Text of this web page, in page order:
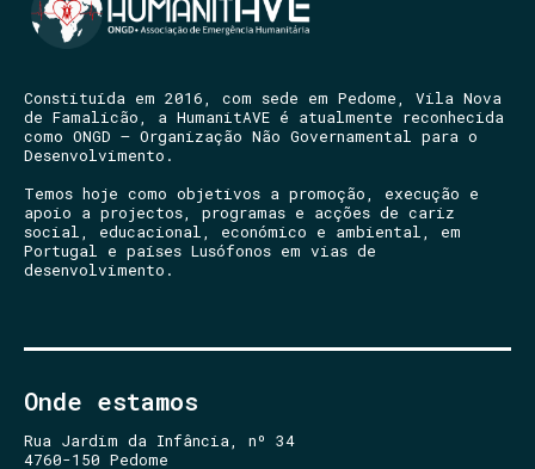
Constituída em 2016, com sede em Pedome, Vila Nova
de Famalicão, a HumanitAVE é atualmente reconhecida
como ONGD – Organização Não Governamental para o
Desenvolvimento.
Temos hoje como objetivos a promoção, execução e
apoio a projectos, programas e acções de cariz
social, educacional, económico e ambiental, em
Portugal e países Lusófonos em vias de
desenvolvimento.
Onde estamos
Rua Jardim da Infância, nº 34
4760-150 Pedome